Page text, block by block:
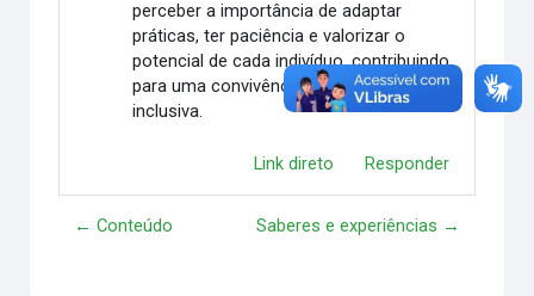
perceber a importância de adaptar
práticas, ter paciência e valorizar o
potencial de cada indivíduo, contribuindo
para uma convivência mais respeitosa e
inclusiva.
Link direto Responder
← Conteúdo Saberes e experiências →